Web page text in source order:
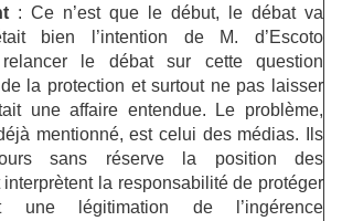
: Ce n’est que le début, le débat va
bien l’intention de M. d’Escoto
le débat sur cette question
la protection et surtout ne pas laisser
une affaire entendue. Le problème,
mentionné, est celui des médias. Ils
sans réserve la position des
la responsabilité de protéger
une légitimation de l’ingérence